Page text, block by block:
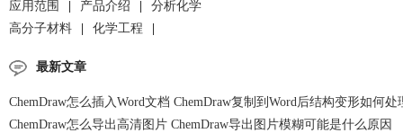
应用范围 产品介绍
分析化学
高分子材料
化学工程
最新文章
ChemDraw怎么插入Word文档 ChemDraw复制到Word后结构变形如何处
ChemDraw怎么导出高清图片 ChemDraw导出图片模糊可能是什么原因